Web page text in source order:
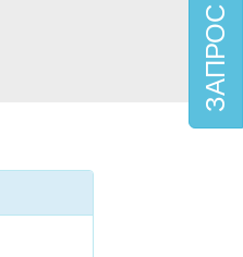
ЗАПРОС